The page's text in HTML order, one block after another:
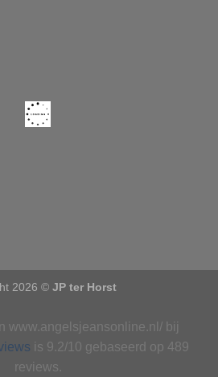
2026 © JP ter Horst
www.angelsjeansonline.nl/ bij
is 9.2/10 gebaseerd op 489
reviews.